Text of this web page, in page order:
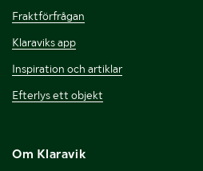
Fraktförfrågan
Klaraviks app
Inspiration och artiklar
Efterlys ett objekt
Om Klaravik